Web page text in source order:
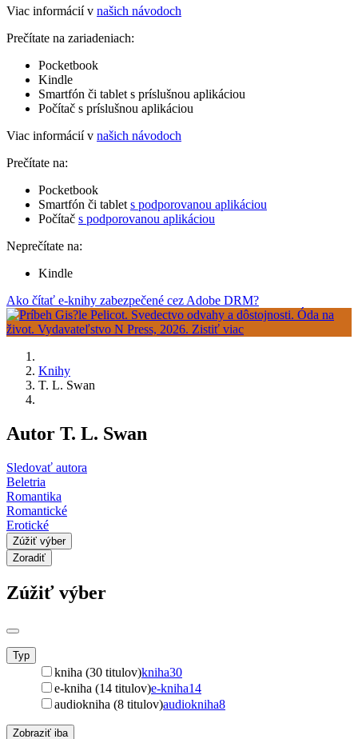
Viac informácií v našich návodoch
Prečítate na zariadeniach:
Pocketbook
Kindle
Smartfón či tablet s príslušnou aplikáciou
Počítač s príslušnou aplikáciou
Viac informácií v našich návodoch
Prečítate na:
Pocketbook
Smartfón či tablet s podporovanou aplikáciou
Počítač s podporovanou aplikáciou
Neprečítate na:
Kindle
Ako čítať e-knihy zabezpečené cez Adobe DRM?
Knihy
T. L. Swan
Autor T. L. Swan
Sledovať autora
Beletria
Romantika
Romantické
Erotické
Zúžiť výber
Zoradiť
Zúžiť výber
Typ
kniha (30 titulov)kniha30
e-kniha (14 titulov)e-kniha14
audiokniha (8 titulov)audiokniha8
Zobraziť iba